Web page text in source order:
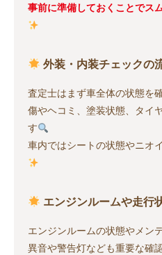
事前に準備しておくことでス
外装・内装チェックの
査定士はまず車全体の状態を
傷やヘコミ、塗装状態、タイ
す
車内ではシートの状態やニオ
エンジンルームや走行
エンジンルームの状態やメン
異音や警告灯なども重要な確